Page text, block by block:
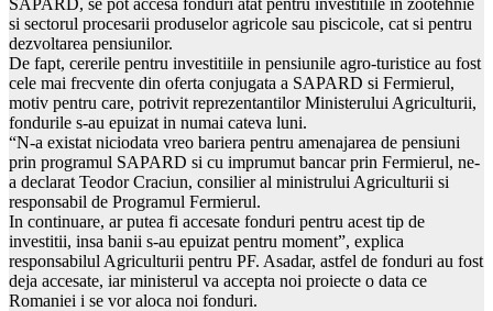
si sectorul procesarii produselor agricole sau piscicole, cat si pentru
dezvoltarea pensiunilor.
De fapt, cererile pentru investitiile in pensiunile agro-turistice au fost
cele mai frecvente din oferta conjugata a SAPARD si Fermierul,
motiv pentru care, potrivit reprezentantilor Ministerului Agriculturii,
fondurile s-au epuizat in numai cateva luni.
“N-a existat niciodata vreo bariera pentru amenajarea de pensiuni
prin programul SAPARD si cu imprumut bancar prin Fermierul, ne-
a declarat Teodor Craciun, consilier al ministrului Agriculturii si
responsabil de Programul Fermierul.
In continuare, ar putea fi accesate fonduri pentru acest tip de
investitii, insa banii s-au epuizat pentru moment”, explica
responsabilul Agriculturii pentru PF. Asadar, astfel de fonduri au fost
deja accesate, iar ministerul va accepta noi proiecte o data ce
Romaniei i se vor aloca noi fonduri.